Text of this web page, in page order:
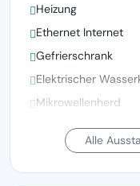
Heizung
Ethernet Internet
Gefrierschrank
Elektrischer
Mikrowellenherd
Kühlschrank
Alle